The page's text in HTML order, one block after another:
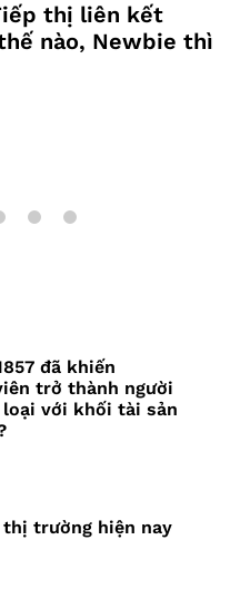
thị liên kết
nào, Newbie thì
đã khiến
trở thành người
với khối tài sản
trường hiện nay